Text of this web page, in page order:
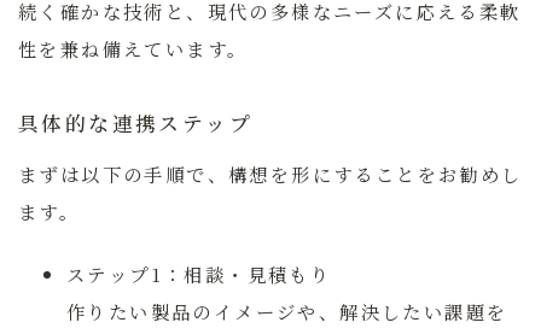
続く確かな技術と、現代の多様なニーズに応える柔軟
性を兼ね備えています。
具体的な連携ステップ
まずは以下の手順で、構想を形にすることをお勧めし
ます。
ステップ1：相談・見積もり
作りたい製品のイメージや、解決したい課題を